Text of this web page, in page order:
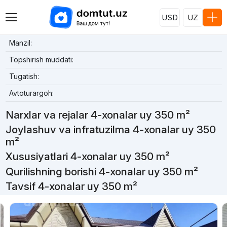
USD UZ
Manzil:
Topshirish muddati:
Tugatish:
Avtoturargoh:
Narxlar va rejalar 4-xonalar uy 350 m²
Joylashuv va infratuzilma 4-xonalar uy 350
m²
Xususiyatlari 4-xonalar uy 350 m²
Qurilishning borishi 4-xonalar uy 350 m²
Tavsif 4-xonalar uy 350 m²